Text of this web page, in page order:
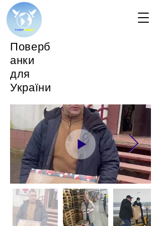
Поверб
анки
для
України